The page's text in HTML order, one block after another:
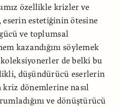
özellikle krizler ve
estetiğinin ötesine
ve toplumsal
kazandığını söylemek
de belki bu
düşündürücü eserlerin
kriz dönemlerine nasıl
ve dönüştürücü